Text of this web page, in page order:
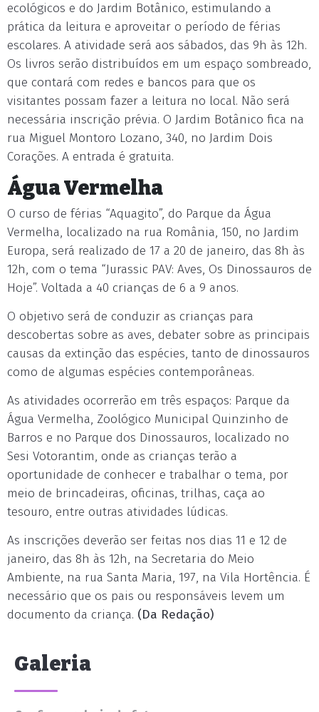
ecológicos e do Jardim Botânico, estimulando a
prática da leitura e aproveitar o período de férias
escolares. A atividade será aos sábados, das 9h às 12h.
Os livros serão distribuídos em um espaço sombreado,
que contará com redes e bancos para que os
visitantes possam fazer a leitura no local. Não será
necessária inscrição prévia. O Jardim Botânico fica na
rua Miguel Montoro Lozano, 340, no Jardim Dois
Corações. A entrada é gratuita.
Água Vermelha
O curso de férias “Aquagito”, do Parque da Água
Vermelha, localizado na rua România, 150, no Jardim
Europa, será realizado de 17 a 20 de janeiro, das 8h às
12h, com o tema “Jurassic PAV: Aves, Os Dinossauros de
Hoje”. Voltada a 40 crianças de 6 a 9 anos.
O objetivo será de conduzir as crianças para
descobertas sobre as aves, debater sobre as principais
causas da extinção das espécies, tanto de dinossauros
como de algumas espécies contemporâneas.
As atividades ocorrerão em três espaços: Parque da
Água Vermelha, Zoológico Municipal Quinzinho de
Barros e no Parque dos Dinossauros, localizado no
Sesi Votorantim, onde as crianças terão a
oportunidade de conhecer e trabalhar o tema, por
meio de brincadeiras, oficinas, trilhas, caça ao
tesouro, entre outras atividades lúdicas.
As inscrições deverão ser feitas nos dias 11 e 12 de
janeiro, das 8h às 12h, na Secretaria do Meio
Ambiente, na rua Santa Maria, 197, na Vila Hortência. É
necessário que os pais ou responsáveis levem um
documento da criança. (Da Redação)
Galeria